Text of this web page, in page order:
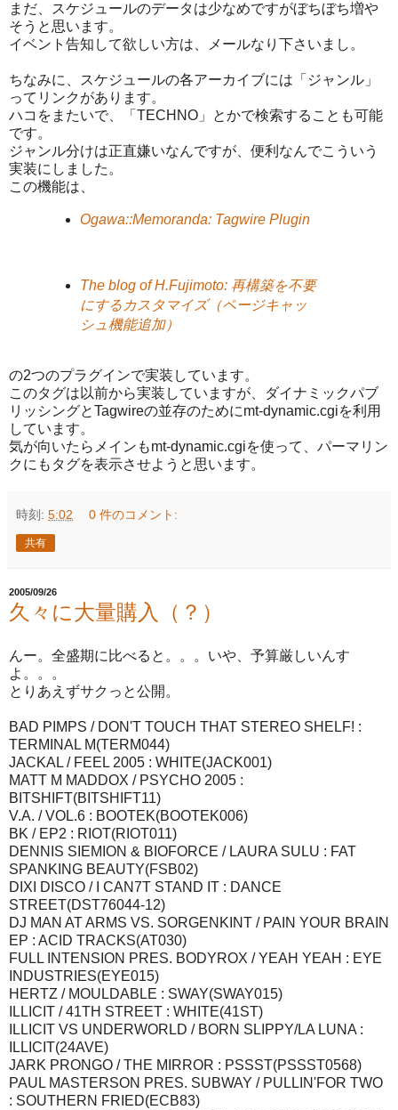
まだ、スケジュールのデータは少なめですがぼちぼち増や
そうと思います。
イベント告知して欲しい方は、メールなり下さいまし。
ちなみに、スケジュールの各アーカイブには「ジャンル」
ってリンクがあります。
ハコをまたいで、「TECHNO」とかで検索することも可能
です。
ジャンル分けは正直嫌いなんですが、便利なんでこういう
実装にしました。
この機能は、
Ogawa::Memoranda: Tagwire Plugin
The blog of H.Fujimoto: 再構築を不要
にするカスタマイズ（ページキャッ
シュ機能追加）
の2つのプラグインで実装しています。
このタグは以前から実装していますが、ダイナミックパブ
リッシングとTagwireの並存のためにmt-dynamic.cgiを利用
しています。
気が向いたらメインもmt-dynamic.cgiを使って、パーマリン
クにもタグを表示させようと思います。
時刻: 5:02 0 件のコメント:
共有
2005/09/26
久々に大量購入（？）
んー。全盛期に比べると。。。いや、予算厳しいんす
よ。。。
とりあえずサクっと公開。
BAD PIMPS / DON'T TOUCH THAT STEREO SHELF! :
TERMINAL M(TERM044)
JACKAL / FEEL 2005 : WHITE(JACK001)
MATT M MADDOX / PSYCHO 2005 :
BITSHIFT(BITSHIFT11)
V.A. / VOL.6 : BOOTEK(BOOTEK006)
BK / EP2 : RIOT(RIOT011)
DENNIS SIEMION & BIOFORCE / LAURA SULU : FAT
SPANKING BEAUTY(FSB02)
DIXI DISCO / I CAN7T STAND IT : DANCE
STREET(DST76044-12)
DJ MAN AT ARMS VS. SORGENKINT / PAIN YOUR BRAIN
EP : ACID TRACKS(AT030)
FULL INTENSION PRES. BODYROX / YEAH YEAH : EYE
INDUSTRIES(EYE015)
HERTZ / MOULDABLE : SWAY(SWAY015)
ILLICIT / 41TH STREET : WHITE(41ST)
ILLICIT VS UNDERWORLD / BORN SLIPPY/LA LUNA :
ILLICIT(24AVE)
JARK PRONGO / THE MIRROR : PSSST(PSSST0568)
PAUL MASTERSON PRES. SUBWAY / PULLIN'FOR TWO
: SOUTHERN FRIED(ECB83)